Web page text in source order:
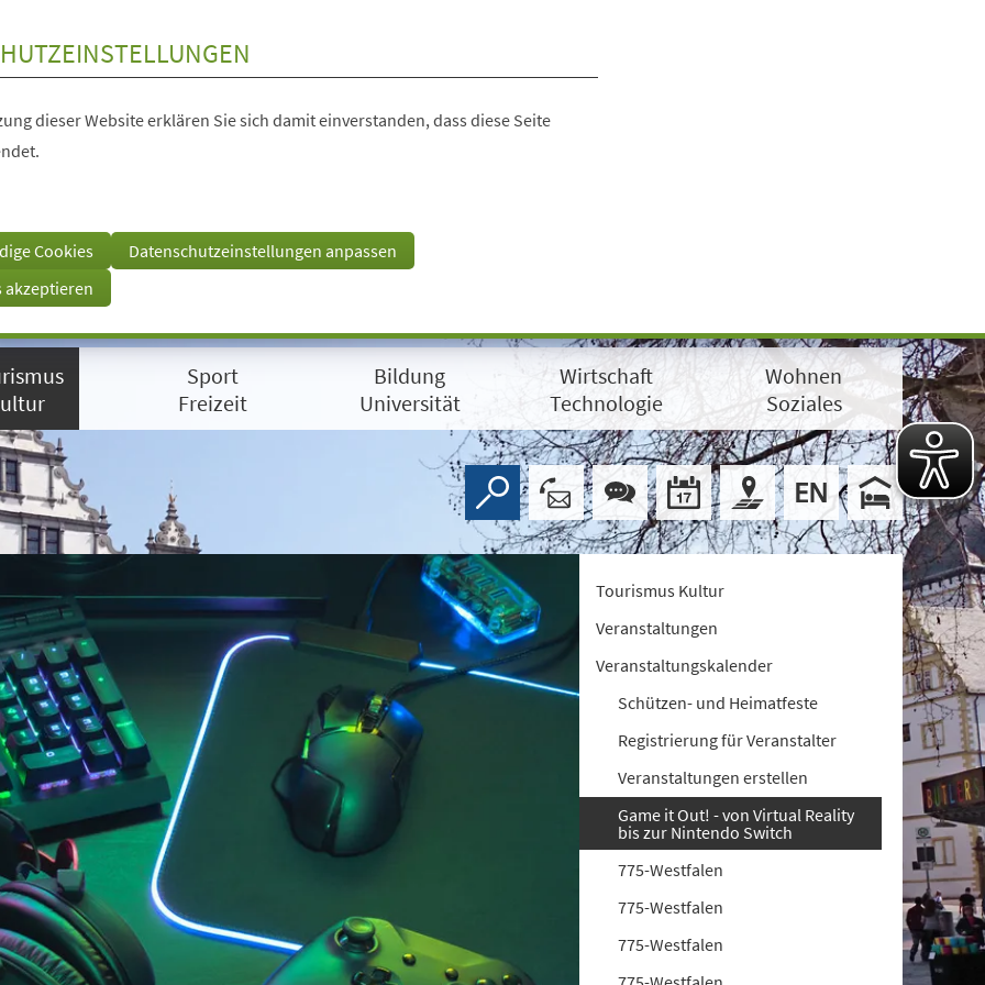
dieser Website erklären Sie sich damit einverstanden, dass diese Seite
Cookies
Datenschutzeinstellungen anpassen
akzeptieren
Sport
Freizeit
Bildung
Universität
Wirtschaft
Technologie
Wohnen
Soziales
Tourismus Kultur
Veranstaltungen
Veranstaltungskalender
Schützen- und Heimatfeste
Registrierung für Veranstalter
Veranstaltungen erstellen
Game it Out! - von Virtual Reality
bis zur Nintendo Switch
775-Westfalen
775-Westfalen
775-Westfalen